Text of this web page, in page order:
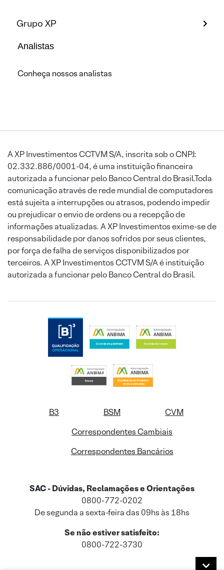
Grupo XP
Analistas
Conheça nossos analistas
A XP Investimentos CCTVM S/A, inscrita sob o CNPJ:
02.332.886/0001-04, é uma instituição financeira
autorizada a funcionar pelo Banco Central do Brasil.Toda
comunicação através de rede mundial de computadores
está sujeita a interrupções ou atrasos, podendo impedir
ou prejudicar o envio de ordens ou a recepção de
informações atualizadas. A XP Investimentos exime-se de
responsabilidade por danos sofridos por seus clientes,
por força de falha de serviços disponibilizados por
terceiros. A XP Investimentos CCTVM S/A é instituição
autorizada a funcionar pelo Banco Central do Brasil.
B3 BSM
CVM
Correspondentes Cambiais
Correspondentes Bancários
SAC - Dúvidas, Reclamações e Orientações
0800-772-0202
De segunda a sexta-feira das 09hs às 18hs
Se não estiver satisfeito:
0800-722-3730